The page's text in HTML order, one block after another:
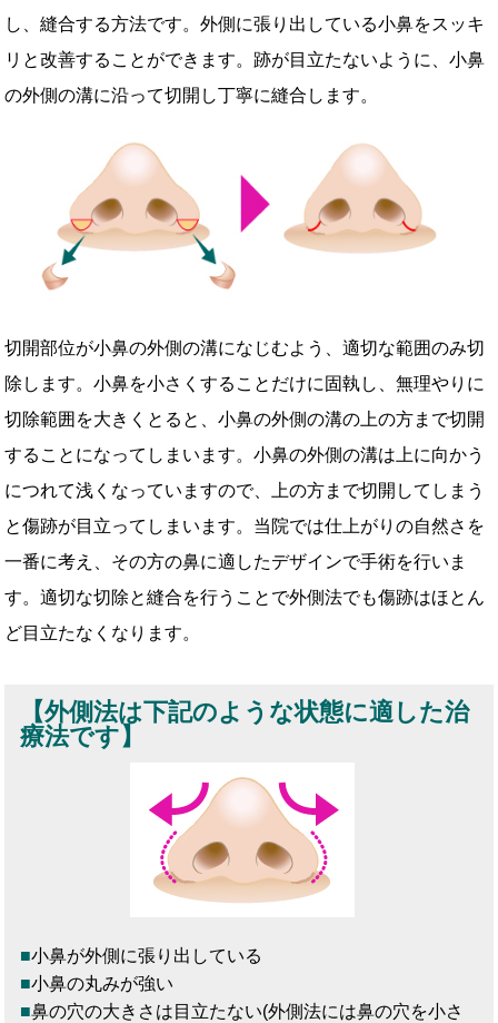
し、縫合する方法です。外側に張り出している小鼻をスッキ
リと改善することができます。跡が目立たないように、小鼻
の外側の溝に沿って切開し丁寧に縫合します。
切開部位が小鼻の外側の溝になじむよう、適切な範囲のみ切
除します。小鼻を小さくすることだけに固執し、無理やりに
切除範囲を大きくとると、小鼻の外側の溝の上の方まで切開
することになってしまいます。小鼻の外側の溝は上に向かう
につれて浅くなっていますので、上の方まで切開してしまう
と傷跡が目立ってしまいます。当院では仕上がりの自然さを
一番に考え、その方の鼻に適したデザインで手術を行いま
す。適切な切除と縫合を行うことで外側法でも傷跡はほとん
ど目立たなくなります。
【外側法は下記のような状態に適した治
療法です】
小鼻が外側に張り出している
小鼻の丸みが強い
鼻の穴の大きさは目立たない(外側法には鼻の穴を小さ